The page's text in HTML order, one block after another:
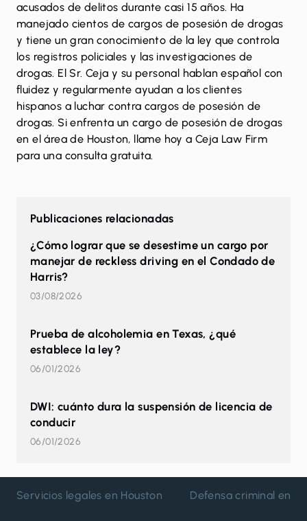
acusados ​​de delitos durante casi 15 años. Ha
manejado cientos de cargos de posesión de drogas
y tiene un gran conocimiento de la ley que controla
los registros policiales y las investigaciones de
drogas. El Sr. Ceja y su personal hablan español con
fluidez y regularmente ayudan a los clientes
hispanos a luchar contra cargos de posesión de
drogas. Si enfrenta un cargo de posesión de drogas
en el área de Houston,
llame hoy a Ceja Law Firm
para una consulta gratuita.
Publicaciones relacionadas
¿Cómo lograr que se desestime un cargo por
manejar de reckless driving en el Condado de
Harris?
03/08/2026
Prueba de alcoholemia en Texas, ¿qué
establece la ley?
06/01/2026
DWI: cuánto dura la suspensión de licencia de
conducir
06/01/2026
Servicios legales en Houston Defensa criminal en